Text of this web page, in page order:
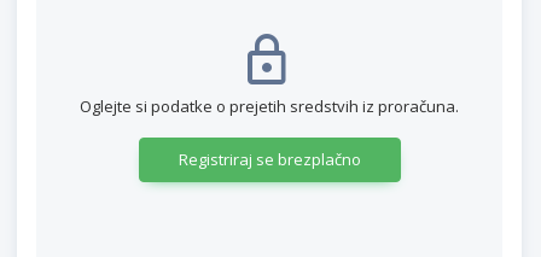
Oglejte si podatke o prejetih sredstvih iz proračuna.
Registriraj se brezplačno